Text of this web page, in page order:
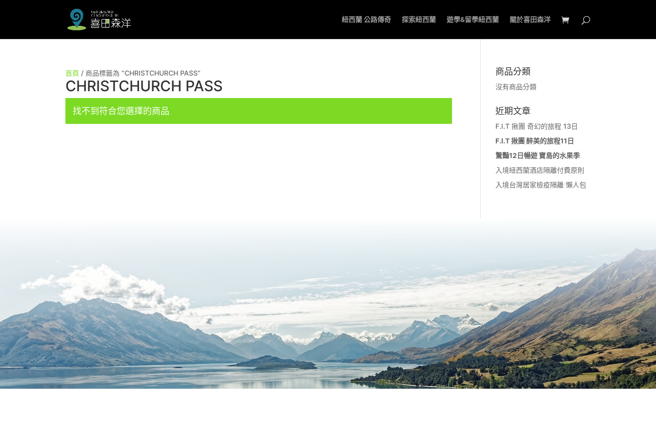
紐西蘭 公路傳奇 探索紐西蘭 遊學&留學紐西蘭 關於喜田森洋
首頁 / 商品標籤為 “CHRISTCHURCH PASS”
CHRISTCHURCH PASS
找不到符合您選擇的商品
商品分類
沒有商品分類
近期文章
F.I.T 揪團 奇幻的旅程 13日
F.I.T 揪團 醉美的旅程11日
驚豔12日暢遊 寶島的水果季
入境紐西蘭酒店隔離付費原則
入境台灣居家檢疫隔離 懶人包